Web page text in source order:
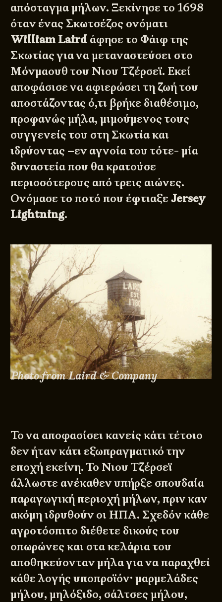
απόσταγμα μήλων. Ξεκίνησε το 1698
όταν ένας Σκωτσέζος ονόματι
William Laird άφησε το Φάιφ της
Σκωτίας για να μεταναστεύσει στο
Μόνμαουθ του Νιου Τζέρσεϊ. Εκεί
αποφάσισε να αφιερώσει τη ζωή του
αποστάζοντας ό,τι βρήκε διαθέσιμο,
προφανώς μήλα, μιμούμενος τους
συγγενείς του στη Σκωτία και
ιδρύοντας –εν αγνοία του τότε- μία
δυναστεία που θα κρατούσε
περισσότερους από τρεις αιώνες.
Ονόμασε το ποτό που έφτιαξεJersey
Lightning.
Photo from Laird & Company
Το να αποφασίσει κανείς κάτι τέτοιο
δεν ήταν κάτι εξωπραγματικό την
εποχή εκείνη. Το Νιου Τζέρσεϊ
άλλωστε ανέκαθεν υπήρξε σπουδαία
παραγωγική περιοχή μήλων, πριν καν
ακόμη ιδρυθούν οι ΗΠΑ. Σχεδόν κάθε
αγροτόσπιτο διέθετε δικούς του
οπωρώνες και στα κελάρια του
αποθηκεύονταν μήλα για να παραχθεί
κάθε λογής υποπροϊόν· μαρμελάδες
μήλου, μηλόξιδο, σάλτσες μήλου,